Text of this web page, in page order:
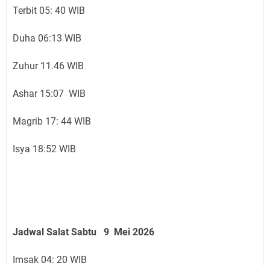
Terbit 05: 40 WIB
Duha 06:13 WIB
Zuhur 11.46 WIB
Ashar 15:07 WIB
Magrib 17: 44 WIB
Isya 18:52 WIB
Jadwal Salat Sabtu 9 Mei 2026
Imsak 04: 20 WIB